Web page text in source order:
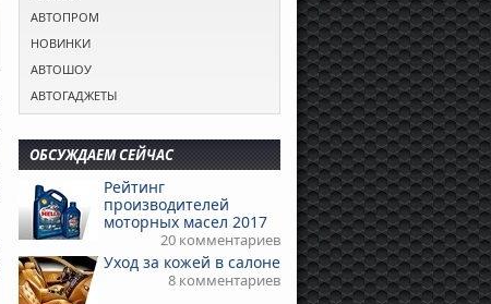
АВТОПРОМ
НОВИНКИ
АВТОШОУ
АВТОГАДЖЕТЫ
ОБСУЖДАЕМ СЕЙЧАС
Рейтинг
производителей
моторных масел 2017
20 комментариев
Уход за кожей в салоне
8 комментариев